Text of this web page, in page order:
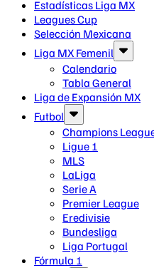
Estadísticas Liga MX
Leagues Cup
Selección Mexicana
Liga MX Femenil
Calendario
Tabla General
Liga de Expansión MX
Futbol
Champions
Ligue 1
MLS
LaLiga
Serie A
Premier League
Eredivisie
Bundesliga
Liga Portugal
Fórmula 1